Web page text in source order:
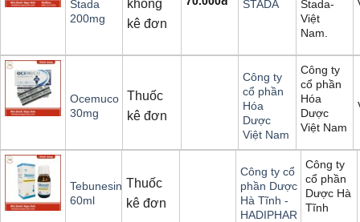
Stada
200mg
không
kê đơn
STADA
Stada-
Việt
Nam.
Ocemuco
30mg
Thuốc
kê đơn
Công ty
cổ phần
Hóa
Dược
Việt Nam
Công ty
cổ phần
Hóa
Dược
Việt Nam
Tebunesin
60ml
Thuốc
kê đơn
Công ty cổ
phần Dược
Hà Tĩnh -
HADIPHAR
Công ty
cổ phần
Dược Hà
Tĩnh